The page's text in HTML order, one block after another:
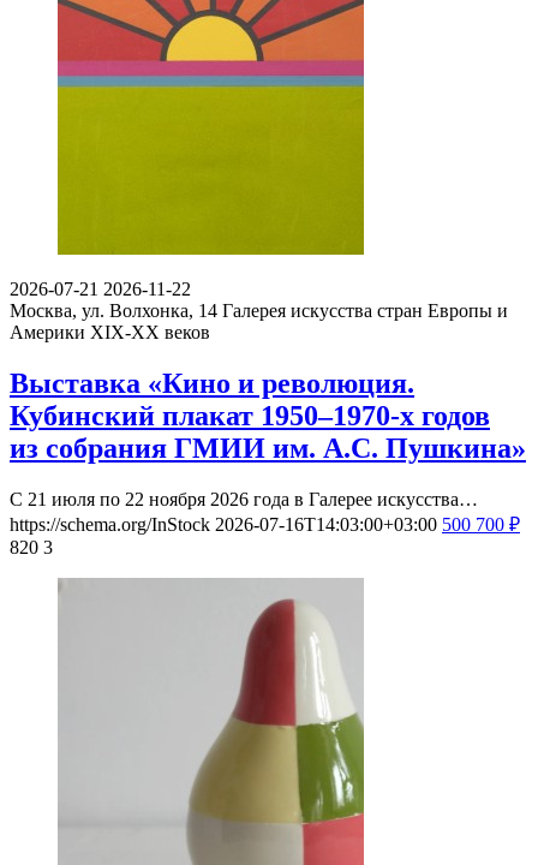
2026-07-21 2026-11-22
Москва, ул. Волхонка, 14 Галерея искусства стран Европы и
Америки XIX-ХХ веков
Выставка «Кино и революция.
Кубинский плакат 1950–1970-х годов
из собрания ГМИИ им. А.С. Пушкина»
С 21 июля по 22 ноября 2026 года в Галерее искусства…
https://schema.org/InStock 2026-07-16T14:03:00+03:00 500 700 ₽
820 3